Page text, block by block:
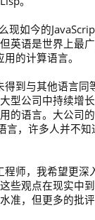
现如今的
英语是世界上最广
的计算语言。
得到与其他语言同
型公司中持续增
的语言。大公司
言，许多人并不
程师，我希望更深
些观点在现实中
准，但更多的批评